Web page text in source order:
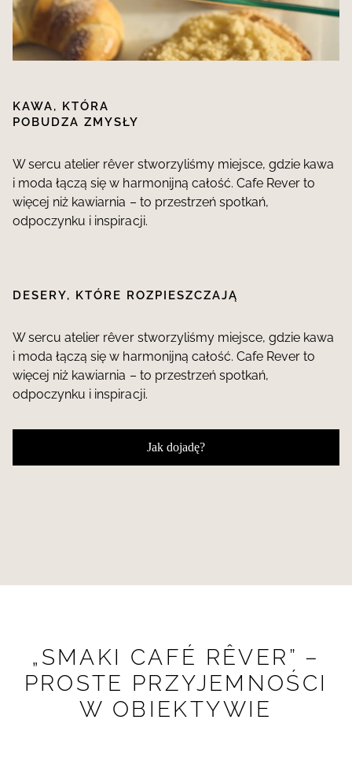
KAWA, KTÓRA
POBUDZA ZMYSŁY
W sercu atelier rêver stworzyliśmy miejsce, gdzie kawa
i moda łączą się w harmonijną całość. Cafe Rever to
więcej niż kawiarnia – to przestrzeń spotkań,
odpoczynku i inspiracji.
DESERY, KTÓRE ROZPIESZCZAJĄ
W sercu atelier rêver stworzyliśmy miejsce, gdzie kawa
i moda łączą się w harmonijną całość. Cafe Rever to
więcej niż kawiarnia – to przestrzeń spotkań,
odpoczynku i inspiracji.
Jak dojadę?
„SMAKI CAFÉ RÊVER” –
PROSTE PRZYJEMNOŚCI
W OBIEKTYWIE